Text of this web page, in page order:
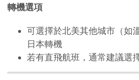
轉機選項
可選擇於北美其他城市（如
日本轉機
若有直飛航班，通常建議選